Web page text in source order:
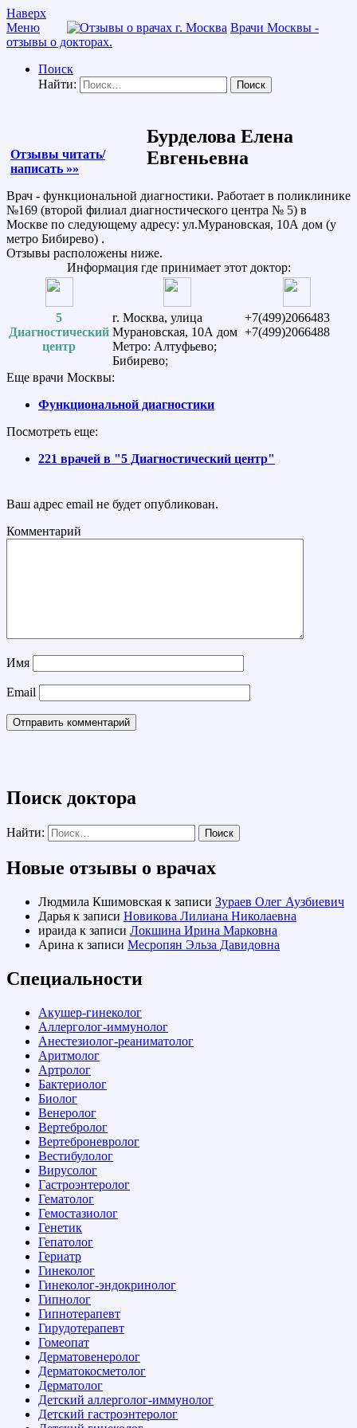
Наверх
Меню
Врачи Москвы -
отзывы о докторах.
Поиск
Найти:
Отзывы читать/
написать »»
Бурделова Елена
Евгеньевна
Врач - функциональной диагностики. Работает в поликлинике
№169 (второй филиал диагностического центра № 5) в
Москве по следующему адресу: ул.Мурановская, 10А дом (у
метро Бибирево) .
Отзывы расположены ниже.
Информация где принимает этот доктор:
5
Диагностический
центр
г. Москва, улица
Мурановская, 10А дом
Метро: Алтуфьево;
Бибирево;
+7(499)2066483
+7(499)2066488
Еще врачи Москвы:
Функциональной диагностики
Посмотреть еще:
221 врачей в "5 Диагностический центр"
Ваш адрес email не будет опубликован.
Комментарий
Имя
Email
Поиск доктора
Найти:
Новые отзывы о врачах
Людмила Кшимовская к записи Зураев Олег Аузбиевич
Дарья к записи Новикова Лилиана Николаевна
ираида к записи Локшина Ирина Марковна
Арина к записи Месропян Эльза Давидовна
Специальности
Акушер-гинеколог
Аллерголог-иммунолог
Анестезиолог-реаниматолог
Аритмолог
Артролог
Бактериолог
Биолог
Венеролог
Вертебролог
Вертеброневролог
Вестибулолог
Вирусолог
Гастроэнтеролог
Гематолог
Гемостазиолог
Генетик
Гепатолог
Гериатр
Гинеколог
Гинеколог-эндокринолог
Гипнолог
Гипнотерапевт
Гирудотерапевт
Гомеопат
Дерматовенеролог
Дерматокосметолог
Дерматолог
Детский аллерголог-иммунолог
Детский гастроэнтеролог